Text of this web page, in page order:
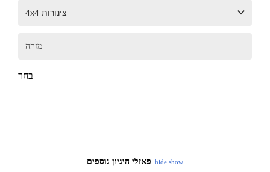
מזהה
בחר
פאזלי היגיון נוספים hide show